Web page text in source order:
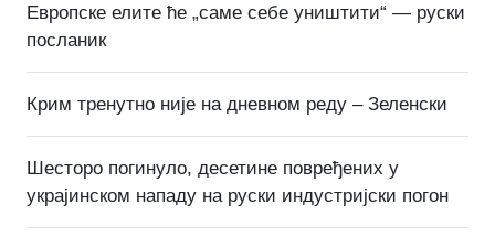
Европске елите ће „саме себе уништити“ — руски
посланик
Крим тренутно није на дневном реду – Зеленски
Шесторо погинуло, десетине повређених у
украјинском нападу на руски индустријски погон